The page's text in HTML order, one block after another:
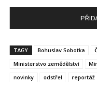
TAGY Bohuslav Sobotka
Ministerstvo zemědělství
novinky
odstřel reportáž